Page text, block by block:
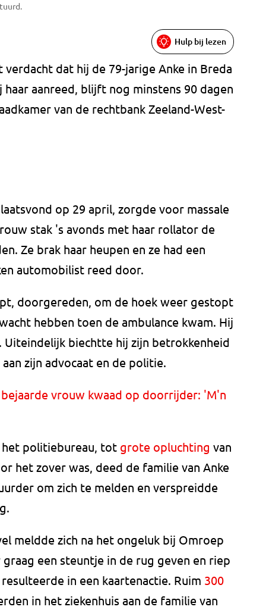
Hulp bij lezen
dat hij de 79-jarige Anke in Breda
aanreed, blijft nog minstens 90 dagen
van de rechtbank Zeeland-West-
op 29 april, zorgde voor massale
stak 's avonds met haar rollator de
Ze brak haar heupen en ze had een
automobilist reed door.
doorgereden, om de hoek weer gestopt
hebben toen de ambulance kwam. Hij
biechtte hij zijn betrokkenheid
zijn advocaat en de politie.
vrouw kwaad op doorrijder: 'M'n
het politiebureau, tot grote opluchting van
het zover was, deed de familie van Anke
om zich te melden en verspreidde
meldde zich na het ongeluk bij Omroep
een steuntje in de rug geven en riep
in een kaartenactie. Ruim 300
in het ziekenhuis aan de familie van